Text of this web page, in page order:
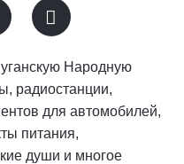
Народную
радиостанции,
для автомобилей,
питания,
души и многое